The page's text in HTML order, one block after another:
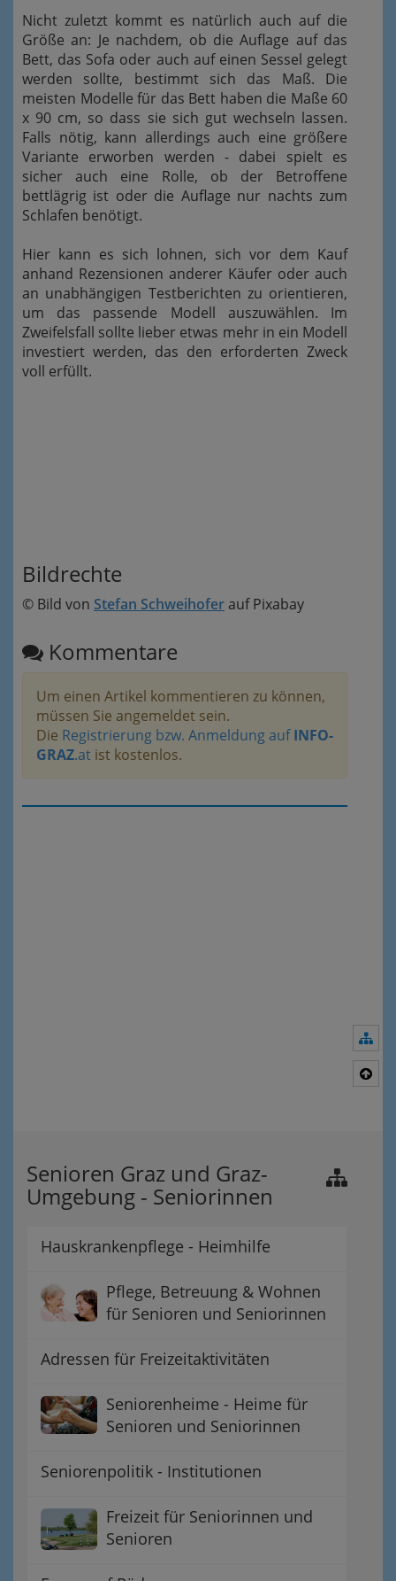
Nicht zuletzt kommt es natürlich auch auf die
Größe an: Je nachdem, ob die Auflage auf das
Bett, das Sofa oder auch auf einen Sessel gelegt
werden sollte, bestimmt sich das Maß. Die
meisten Modelle für das Bett haben die Maße 60
x 90 cm, so dass sie sich gut wechseln lassen.
Falls nötig, kann allerdings auch eine größere
Variante erworben werden - dabei spielt es
sicher auch eine Rolle, ob der Betroffene
bettlägrig ist oder die Auflage nur nachts zum
Schlafen benötigt.
Hier kann es sich lohnen, sich vor dem Kauf
anhand Rezensionen anderer Käufer oder auch
an unabhängigen Testberichten zu orientieren,
um das passende Modell auszuwählen. Im
Zweifelsfall sollte lieber etwas mehr in ein Modell
investiert werden, das den erforderten Zweck
voll erfüllt.
Bildrechte
© Bild von Stefan Schweihoferauf Pixabay
Kommentare
Um einen Artikel kommentieren zu können,
müssen Sie angemeldet sein.
Die Registrierung bzw. Anmeldung aufINFO-
GRAZ.at ist kostenlos.
Senioren Graz und Graz-
Umgebung - Seniorinnen
Hauskrankenpflege - Heimhilfe
Pflege, Betreuung & Wohnen
für Senioren und Seniorinnen
Adressen für Freizeitaktivitäten
Seniorenheime - Heime für
Senioren und Seniorinnen
Seniorenpolitik - Institutionen
Freizeit für Seniorinnen und
Senioren